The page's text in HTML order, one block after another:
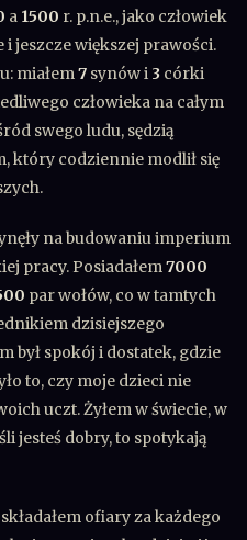
a 1500 r. p.n.e., jako człowiek
jeszcze większej prawości.
miałem7 synów i 3 córki
człowieka na całym
swego ludu, sędzią
który codziennie modlił się
na budowaniu imperium
pracy. Posiadałem7000
par wołów, co w tamtych
dzisiejszego
był spokój i dostatek, gdzie
to, czy moje dzieci nie
uczt. Żyłem w świecie, w
jesteś dobry, to spotykają
ofiary za każdego